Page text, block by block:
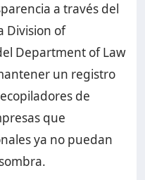
a través del
Division of
Department of Law
un registro
de
que
ya no puedan